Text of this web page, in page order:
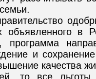
объявленного в
программа
и
качества
то все